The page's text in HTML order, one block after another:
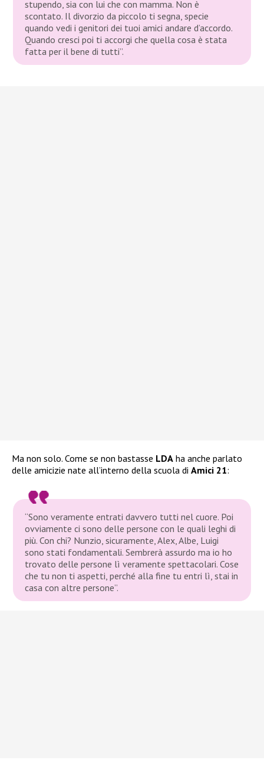
stupendo, sia con lui che con mamma. Non è
scontato. Il divorzio da piccolo ti segna, specie
quando vedi i genitori dei tuoi amici andare d’accordo.
Quando cresci poi ti accorgi che quella cosa è stata
fatta per il bene di tutti”.
Ma non solo. Come se non bastasse LDA ha anche parlato
delle amicizie nate all’interno della scuola di Amici 21:
“Sono veramente entrati davvero tutti nel cuore. Poi
ovviamente ci sono delle persone con le quali leghi di
più. Con chi? Nunzio, sicuramente, Alex, Albe, Luigi
sono stati fondamentali. Sembrerà assurdo ma io ho
trovato delle persone lì veramente spettacolari. Cose
che tu non ti aspetti, perché alla fine tu entri lì, stai in
casa con altre persone”.